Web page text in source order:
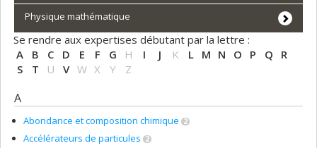
Physique mathématique
Se rendre aux expertises débutant par la lettre :
A
B C D E F G H I J K L M N O P Q
R
S
T U V W X Y Z
A
Abondance et composition chimique 2
Accélérateurs de particules 2